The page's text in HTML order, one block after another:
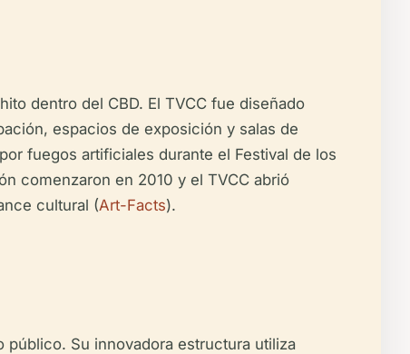
dentro del CBD. El TVCC fue diseñado
espacios de exposición y salas de
fuegos artificiales durante el Festival de los
comenzaron en 2010 y el TVCC abrió
cultural (Art-Facts).
Su innovadora estructura utiliza